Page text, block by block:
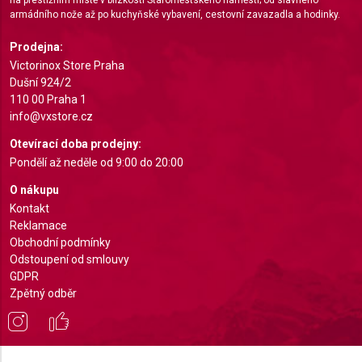
armádního nože až po kuchyňské vybavení, cestovní zavazadla a hodinky.
Prodejna:
Victorinox Store Praha
Dušní 924/2
110 00 Praha 1
info@vxstore.cz
Otevírací doba prodejny:
Pondělí až neděle od 9:00 do 20:00
O nákupu
Kontakt
Reklamace
Obchodní podmínky
Odstoupení od smlouvy
GDPR
Zpětný odběr
combinations of data from different sources
Develop and improve services
Use limited data to select content
IAB Special Features:
Use precise geolocation data
Identify devices based on information actively
requested
Non-IAB processing purposes:
Necessary
Performance
Functional